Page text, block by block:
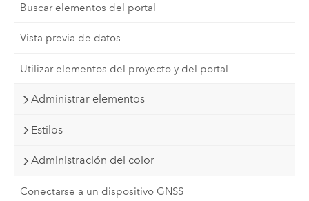
Buscar elementos del portal
Vista previa de datos
Utilizar elementos del proyecto y del portal
Administrar elementos
Estilos
Administración del color
Conectarse a un dispositivo GNSS